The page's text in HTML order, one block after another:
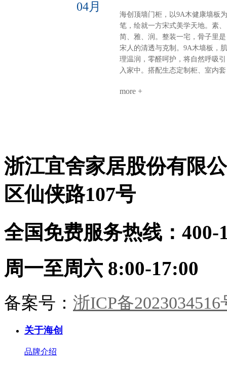
盈，一个转身，阅读、观影、换衣
全搞定。沙发背景+蜂窝大板：安
的高级感平整墙面+顶部大气大板
少即是多，静即是奢。一套海创，
搞定全屋。环保、省心、高颜值、
高利用。小户型，也能住出大写的
到真正懂整装的海创。
材守护成长麻将室 主卧：深色墙
配灯带，主卧木饰面+隐形门，动
分明关键词：沉稳、统一、仪式感
【风格B：奢石层次·极简艺术】客
餐厅：奢石背景墙+墙柜组合，9A
木墙板打底，生态柜嵌入侧边，视
整铺、无床头设计、同色不同质，
需定制，收纳无死角顶墙门柜同色
同工：从设计到安装，30天焕新理
04月
海创顶墙门柜，以9A木健康墙板为
笔，绘就一方宋式美学天地。素、
简、雅、润。整装一宅，骨子里是
宋人的清透与克制。9A木墙板，肌
理温润，零醛呵护，将自然呼吸引
入家中。搭配生态定制柜、室内套
天成。玄关：一折画屏，微光迎
色。茶室：半卷竹帘，一方茶席。
9A木墙板作底，枯木插花，心境如
风雅。木香与纸香交融，此处心安
是吾乡。·儿童房·男孩房与女孩房
蓝配色，几何块面勾勒童趣。整装
同系，健康守护，天真自有其色。
居。一室风雅，一生心安。
more +
浙江宜舍家居股份有限
区仙侠路107号
全国免费服务热线：400-
周一至周六 8:00-17:00
备案号： 浙ICP备2023034516
关于海创
品牌介绍